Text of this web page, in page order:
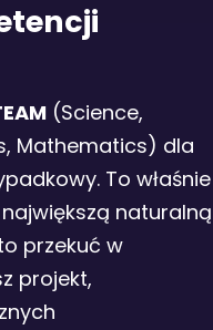
(Science,
Mathematics) dla
To właśnie
naturalną
przekuć w
projekt,